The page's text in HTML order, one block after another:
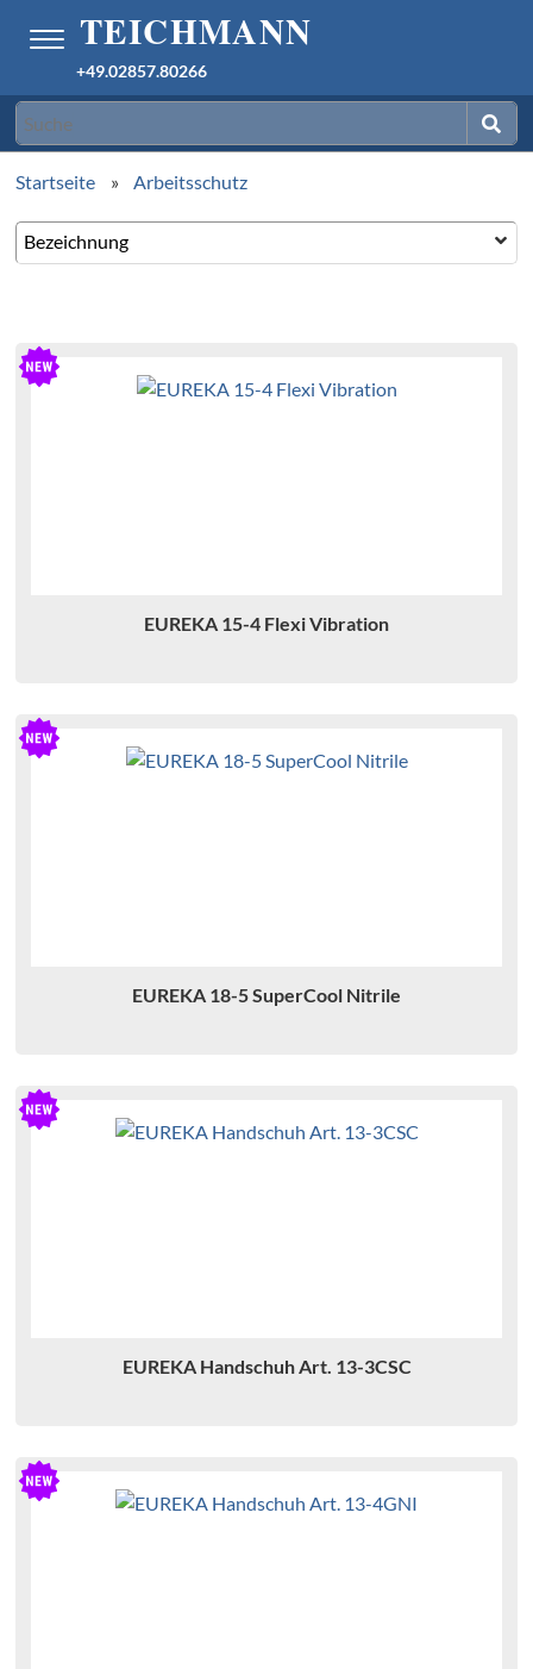
+49.02857.80266
Startseite » Arbeitsschutz
EUREKA 15-4 Flexi Vibration
EUREKA 18-5 SuperCool Nitrile
EUREKA Handschuh Art. 13-3CSC